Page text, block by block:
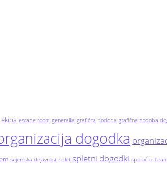
ekipa escape room generalka grafična podoba grafična podoba
dogodka
sejemska dejavnost splet spletni dogodki sporočilo